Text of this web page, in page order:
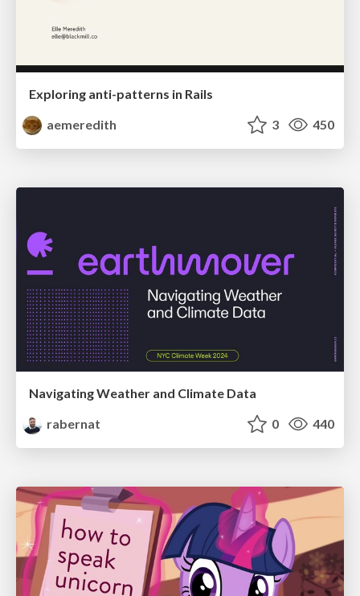
Exploring anti-patterns in Rails
aemeredith
3 450
Navigating Weather and Climate Data
rabernat
0 440